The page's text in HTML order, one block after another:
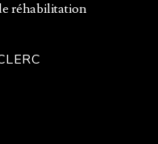
réhabilitation